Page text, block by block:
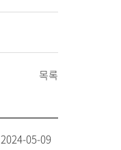
목록
2024-05-09